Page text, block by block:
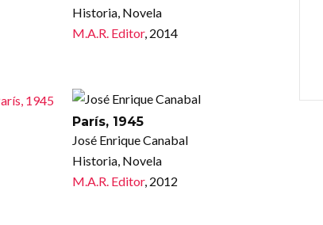
Historia, Novela
M.A.R. Editor, 2014
París, 1945
José Enrique Canabal
Historia, Novela
M.A.R. Editor, 2012